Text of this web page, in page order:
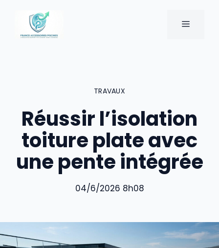
contenu
MENU
TRAVAUX
Réussir l’isolation
toiture plate avec
une pente intégrée
04/6/2026 8h08